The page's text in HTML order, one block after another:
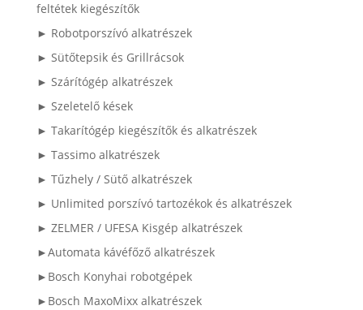
feltétek kiegészítők
► Robotporszívó alkatrészek
► Sütőtepsik és Grillrácsok
► Szárítógép alkatrészek
► Szeletelő kések
► Takarítógép kiegészítők és alkatrészek
► Tassimo alkatrészek
► Tűzhely / Sütő alkatrészek
► Unlimited porszívó tartozékok és alkatrészek
► ZELMER / UFESA Kisgép alkatrészek
►Automata kávéfőző alkatrészek
►Bosch Konyhai robotgépek
►Bosch MaxoMixx alkatrészek